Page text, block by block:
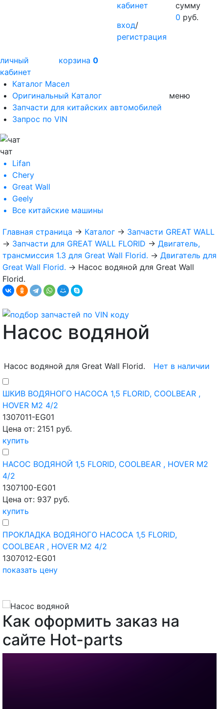
кабинет
вход/
регистрация
сумму
0 руб.
личный
кабинет
корзина 0
Каталог Масел
Оригинальный Каталог
Запчасти для китайских автомобилей
Запрос по VIN
меню
чат
Lifan
Chery
Great Wall
Geely
Все китайские машины
Главная страница → Каталог → Запчасти GREAT WALL
→ Запчасти для GREAT WALL FLORID → Двигатель,
трансмиссия 1.3 для Great Wall Florid. → Двигатель для
Great Wall Florid. → Насос водяной для Great Wall
Florid.
Насос водяной
Насос водяной для Great Wall Florid. Нет в наличии
ШКИВ ВОДЯНОГО НАСОСА 1,5 FLORID, COOLBEAR ,
HOVER M2 4/2
1307011-EG01
Цена от: 2151 руб.
купить
НАСОС ВОДЯНОЙ 1,5 FLORID, COOLBEAR , HOVER M2
4/2
1307100-EG01
Цена от: 937 руб.
купить
ПРОКЛАДКА ВОДЯНОГО НАСОСА 1,5 FLORID,
COOLBEAR , HOVER M2 4/2
1307012-EG01
показать цену
Как оформить заказ на
сайте Hot-parts